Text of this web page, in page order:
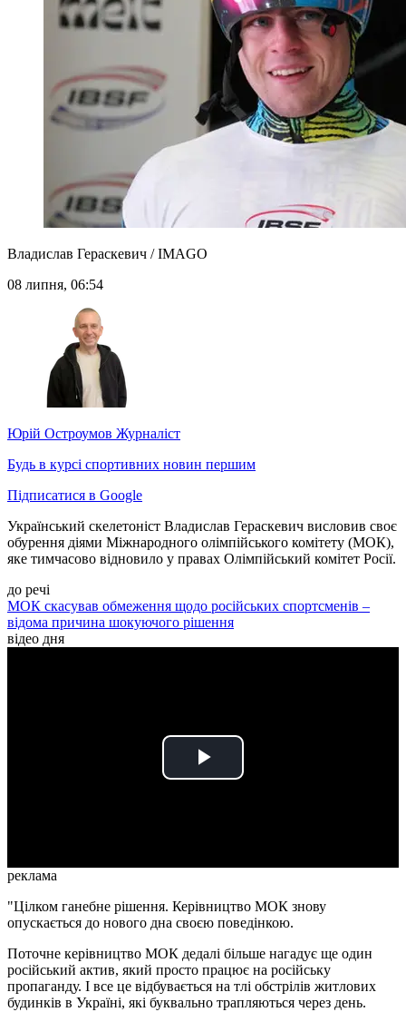
Владислав Гераскевич / IMAGO
08 липня, 06:54
Юрій Остроумов Журналіст
Будь в курсі спортивних новин першим
Підписатися в Google
Український скелетоніст Владислав Гераскевич висловив своє
обурення діями Міжнародного олімпійського комітету (МОК),
яке тимчасово відновило у правах Олімпійський комітет Росії.
до речі
МОК скасував обмеження щодо російських спортсменів –
відома причина шокуючого рішення
відео дня
Play
реклама
"Цілком ганебне рішення. Керівництво МОК знову
опускається до нового дна своєю поведінкою.
Поточне керівництво МОК дедалі більше нагадує ще один
російський актив, який просто працює на російську
пропаганду. І все це відбувається на тлі обстрілів житлових
будинків в Україні, які буквально трапляються через день.